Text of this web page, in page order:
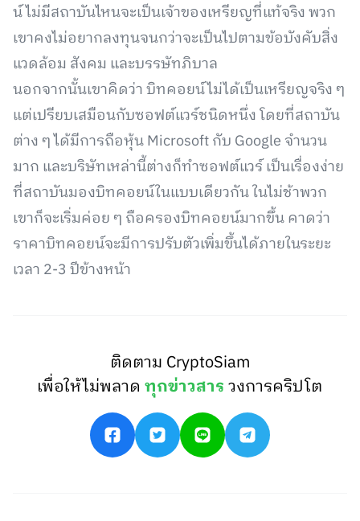
น์ ไม่มีสถาบันไหนจะเป็นเจ้าของเหรียญที่แท้จริง พวก
เขาคงไม่อยากลงทุนจนกว่าจะเป็นไปตามข้อบังคับสิ่ง
แวดล้อม สังคม และบรรษัทภิบาล
นอกจากนั้นเขาคิดว่า บิทคอยน์ไม่ได้เป็นเหรียญจริง ๆ
แต่เปรียบเสมือนกับซอฟต์แวร์ชนิดหนึ่ง โดยที่สถาบัน
ต่าง ๆ ได้มีการถือหุ้น Microsoft กับ Google จำนวน
มาก และบริษัทเหล่านี้ต่างก็ทำซอฟต์แวร์ เป็นเรื่องง่าย
ที่สถาบันมองบิทคอยน์ในแบบเดียวกัน ในไม่ช้าพวก
เขาก็จะเริ่มค่อย ๆ ถือครองบิทคอยน์มากขึ้น คาดว่า
ราคาบิทคอยน์จะมีการปรับตัวเพิ่มขึ้นได้ภายในระยะ
เวลา 2-3 ปีข้างหน้า
ติดตาม CryptoSiam
เพื่อให้ไม่พลาดทุกข่าวสารวงการคริปโต